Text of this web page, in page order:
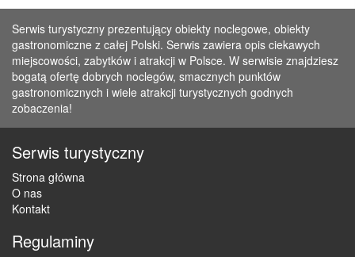
Serwis turystyczny prezentujący obiekty noclegowe, obiekty
gastronomiczne z całej Polski. Serwis zawiera opis ciekawych
miejscowości, zabytków i atrakcji w Polsce. W serwisie znajdziesz
bogatą ofertę dobrych noclegów, smacznych punktów
gastronomicznych i wiele atrakcji turystycznych godnych
zobaczenia!
Serwis turystyczny
Strona główna
O nas
Kontakt
Regulaminy